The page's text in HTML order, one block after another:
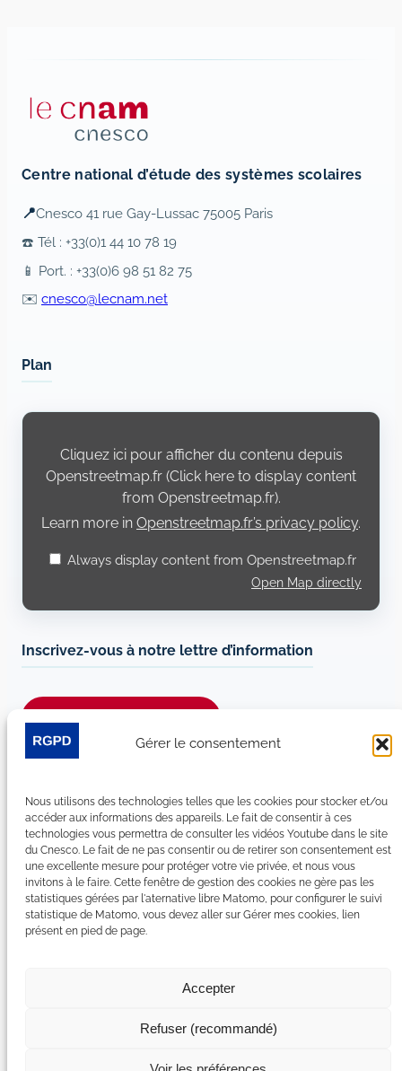
Gérer le consentement
Nous utilisons des technologies telles que les cookies pour stocker et/ou
accéder aux informations des appareils. Le fait de consentir à ces
technologies vous permettra de consulter les vidéos Youtube dans le site
du Cnesco. Le fait de ne pas consentir ou de retirer son consentement est
une excellente mesure pour protéger votre vie privée, et nous vous
invitons à le faire. Cette fenêtre de gestion des cookies ne gère pas les
statistiques gérées par l'aternative libre Matomo, pour configurer le suivi
statistique de Matomo, vous devez aller sur Gérer mes cookies, lien
présent en pied de page.
Accepter
Refuser (recommandé)
Centre national d’étude des systèmes scolaires
📍Cnesco 41 rue Gay-Lussac 75005 Paris
☎️ Tél : +33(0)1 44 10 78 19
📱 Port. : +33(0)6 98 51 82 75
✉️ cnesco@lecnam.net
Plan
Display
Openstreetmap.fr
Cliquez ici pour afficher du contenu depuis
Openstreetmap.fr (Click here to display content
from Openstreetmap.fr).
Learn more in Openstreetmap.fr’s privacy policy.
Always display content from Openstreetmap.fr
Open Map directly
Inscrivez-vous à notre lettre d’information
LinkedIn
YouTube
Facebook
Bluesky
Plan du site
Mentions légales
Gérer mes cookies
Déclaration de confidentialité